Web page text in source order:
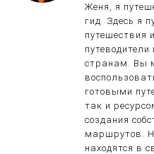
Женя, я
гид. Здесь я
путешествия и
странам. Вы
готовыми
так и
создания
маршрутов.
находятся в